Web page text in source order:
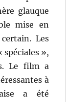
glauque
mise en
Les
spéciales »,
Le film a
à
a été